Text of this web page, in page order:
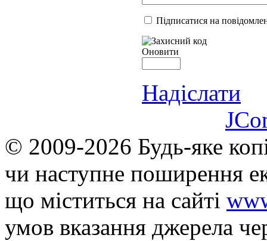
Підписатися на
Оновити
Надіслати
© 2009-2026 Будь-яке
чи наступне поширення
що мiститься на сайті
умов вказання джерела